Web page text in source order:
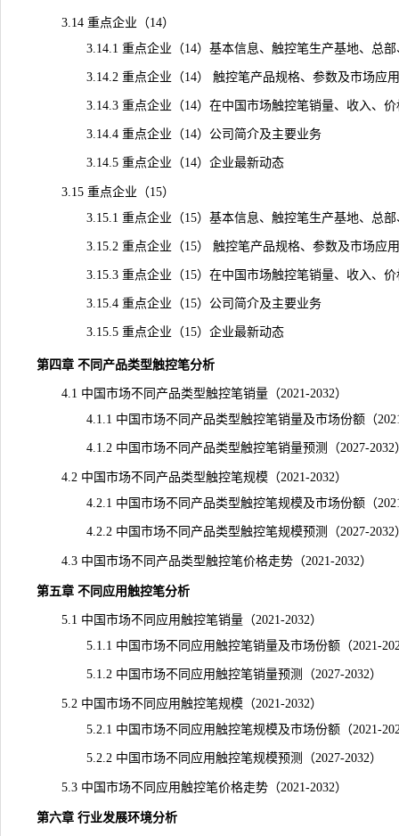
3.14 重点企业（14）
3.14.1 重点企业（14）基本信息、触控笔生产基地、总部
3.14.2 重点企业（14） 触控笔产品规格、参数及市场应用
3.14.3 重点企业（14）在中国市场触控笔销量、收入、价格
3.14.4 重点企业（14）公司简介及主要业务
3.14.5 重点企业（14）企业最新动态
3.15 重点企业（15）
3.15.1 重点企业（15）基本信息、触控笔生产基地、总部
3.15.2 重点企业（15） 触控笔产品规格、参数及市场应用
3.15.3 重点企业（15）在中国市场触控笔销量、收入、价格
3.15.4 重点企业（15）公司简介及主要业务
3.15.5 重点企业（15）企业最新动态
第四章 不同产品类型触控笔分析
4.1 中国市场不同产品类型触控笔销量（2021-2032）
4.1.1 中国市场不同产品类型触控笔销量及市场份额（
4.1.2 中国市场不同产品类型触控笔销量预测（2027-2032
4.2 中国市场不同产品类型触控笔规模（2021-2032）
4.2.1 中国市场不同产品类型触控笔规模及市场份额（
4.2.2 中国市场不同产品类型触控笔规模预测（2027-2032
4.3 中国市场不同产品类型触控笔价格走势（2021-2032）
第五章 不同应用触控笔分析
5.1 中国市场不同应用触控笔销量（2021-2032）
5.1.1 中国市场不同应用触控笔销量及市场份额（2021-
5.1.2 中国市场不同应用触控笔销量预测（2027-2032）
5.2 中国市场不同应用触控笔规模（2021-2032）
5.2.1 中国市场不同应用触控笔规模及市场份额（2021-
5.2.2 中国市场不同应用触控笔规模预测（2027-2032）
5.3 中国市场不同应用触控笔价格走势（2021-2032）
第六章 行业发展环境分析